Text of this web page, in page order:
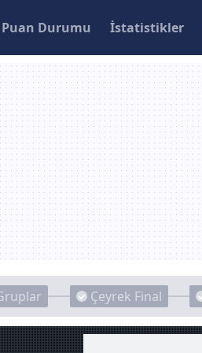
Puan Durumu İstatistikler
Çeyrek Final